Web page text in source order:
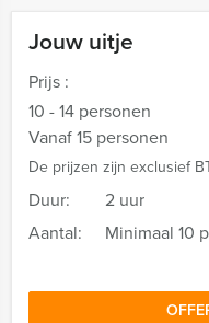
Jouw uitje
Prijs :
10 - 14 personen
Vanaf 15 personen
De prijzen zijn exclusief
Duur:
2 uur
Aantal:
Minimaal 10